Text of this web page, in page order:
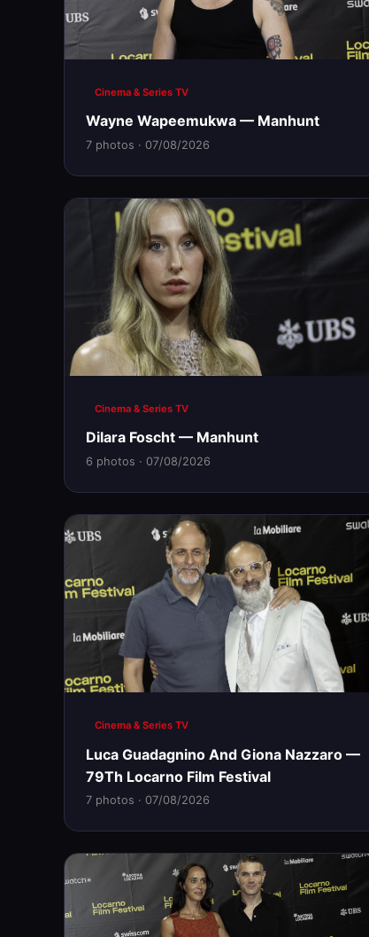
Cinema & Series TV
Wayne Wapeemukwa — Manhunt
7 photos · 07/08/2026
Cinema & Series TV
Dilara Foscht — Manhunt
6 photos · 07/08/2026
Cinema & Series TV
Luca Guadagnino And Giona Nazzaro —
79Th Locarno Film Festival
7 photos · 07/08/2026